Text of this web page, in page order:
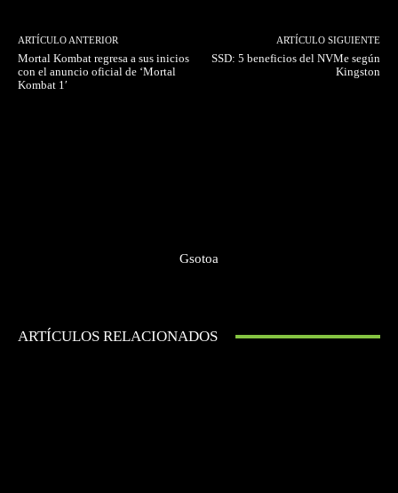
ARTÍCULO ANTERIOR
Mortal Kombat regresa a sus inicios
con el anuncio oficial de ‘Mortal
Kombat 1′
ARTÍCULO SIGUIENTE
SSD: 5 beneficios del NVMe según
Kingston
Gsotoa
ARTÍCULOS RELACIONADOS